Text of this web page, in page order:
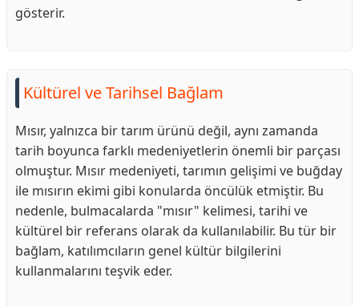
gösterir.
Kültürel ve Tarihsel Bağlam
Mısır, yalnızca bir tarım ürünü değil, aynı zamanda
tarih boyunca farklı medeniyetlerin önemli bir parçası
olmuştur. Mısır medeniyeti, tarımın gelişimi ve buğday
ile mısırın ekimi gibi konularda öncülük etmiştir. Bu
nedenle, bulmacalarda "mısır" kelimesi, tarihi ve
kültürel bir referans olarak da kullanılabilir. Bu tür bir
bağlam, katılımcıların genel kültür bilgilerini
kullanmalarını teşvik eder.